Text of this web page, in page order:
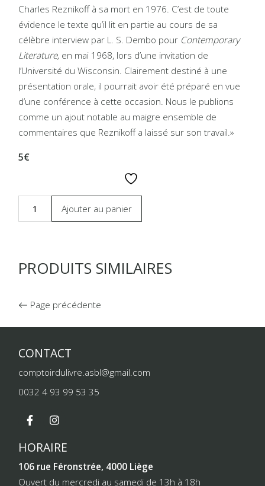
Charles Reznikoff à sa mort en 1976. C’est de toute
évidence le texte qu’il lit en partie au cours de sa
célèbre interview par L. S. Dembo pour Contemporary
Literature, en mai 1968, lors d’une invitation de
l’Université du Wisconsin. Clairement destiné à une
présentation orale, il pourrait avoir été préparé en vue
d’une conférence à cette occasion. Nous le publions
comme un ajout notable au maigre ensemble de
commentaires que Reznikoff a laissé sur son travail.»
5€
Ajouter au panier
PRODUITS SIMILAIRES
Page précédente
CONTACT
comptoirdulivre.asbl@gmail.com
0032 4 93 99 53 35
HORAIRE
106 rue Féronstrée, 4000 Liège
Ouvert du mercredi au samedi de 13h à 18h